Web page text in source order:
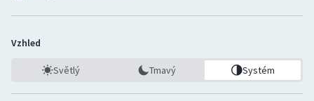
Vzhled
Světlý Tmavý Systém